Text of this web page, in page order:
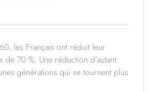
les Français ont réduit leur
de 70 %. Une réduction d’autant
générations qui se tournent plus